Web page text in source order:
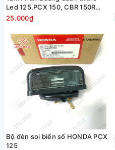
Led 125,PCX 150, CBR 150R
Honda
25.000₫
Bộ đèn soi biển số HONDA PCX
125